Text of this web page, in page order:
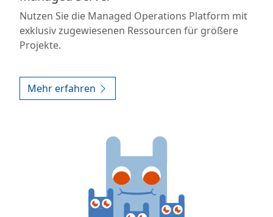
Nutzen Sie die Managed Operations Platform mit
exklusiv zugewiesenen Ressourcen für größere
Projekte.
Mehr erfahren